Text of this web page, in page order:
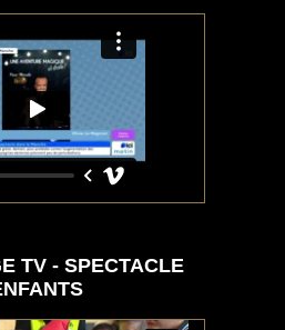
TV - SPECTACLE